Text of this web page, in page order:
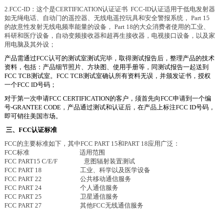
2.FCC-ID：这个是CERTIFICATION认证证书 FCC-ID认证适用于低电发射器
如无绳电话、自动门的遥控器、无线电遥控玩具和安全警报系统， Part 15
的故意性发射无线电频率能量的设备， Part 18的大众消费者使用的工业、
科研和医疗设备，自动变频接收器和超再生接收器，电视接口设备，以及家
用电脑及其外设；
产品需通过FCC认可的测试室测试完毕，取得测试报告后，整理产品的技术
资料，包括：产品细节照片、方块图、使用手册等，同测试报告一起送到
FCC TCB测试室。FCC TCB测试室确认所有资料无误，并颁发证书，授权
一个FCC ID号码；
对于第一次申请FCC CERTIFICATION的客户，须首先向FCC申请到一个编
号-GRANTEE CODE，产品通过测试和认证后，在产品上标注FCC ID号码，
即可销往美国市场。
三、 FCC认证标准
FCC的主要标准如下，其中FCC PART 15和PART 18应用广泛：
FCC标准 适用范围
FCC PART15 C/E/F 意图辐射装置测试
FCC PART 18 工业、科学以及医学设备
FCC PART 22 公共移动通信服务
FCC PART 24 个人通信服务
FCC PART 25 卫星通信服务
FCC PART 27 其他FCC无线通信服务